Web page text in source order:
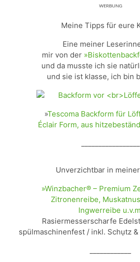
ᵂᴱᴿᴮᵁᴺᴳ
Meine Tipps für eure
Eine meiner
mir von der
und da musste ich sie
und sie ist klasse, ich bin
»Tescoma Backform für
Éclair Form, aus
Unverzichtbar in
»Winzbacher® – Premium
Zitronenreibe,
Ingwerreibe
Rasiermesserscharfe
spülmaschinenfest / inkl. Schụtz